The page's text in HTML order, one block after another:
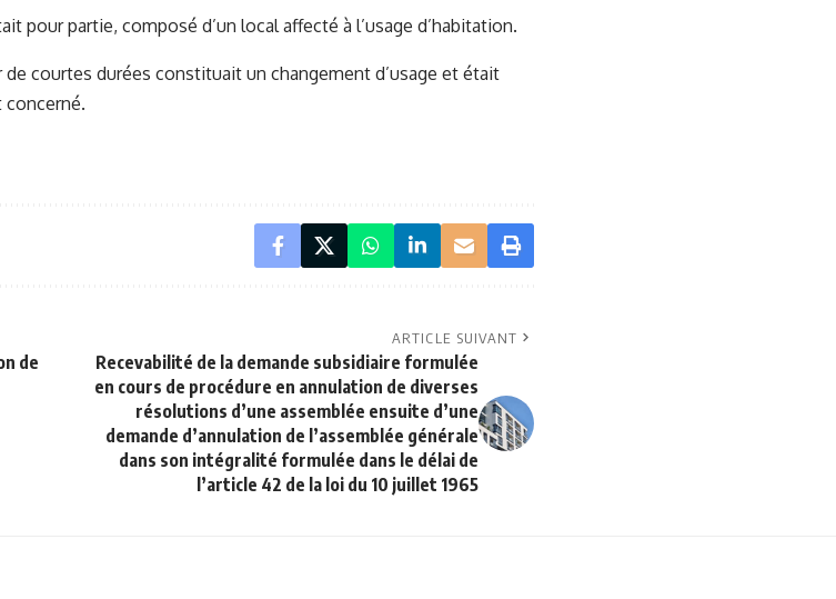
pour partie, composé d’un local affecté à l’usage d’habitation.
courtes durées constituait un changement d’usage et était
de
ARTICLE SUIVANT
Recevabilité de la demande subsidiaire formulée
en cours de procédure en annulation de diverses
résolutions d’une assemblée ensuite d’une
demande d’annulation de l’assemblée générale
dans son intégralité formulée dans le délai de
l’article 42 de la loi du 10 juillet 1965